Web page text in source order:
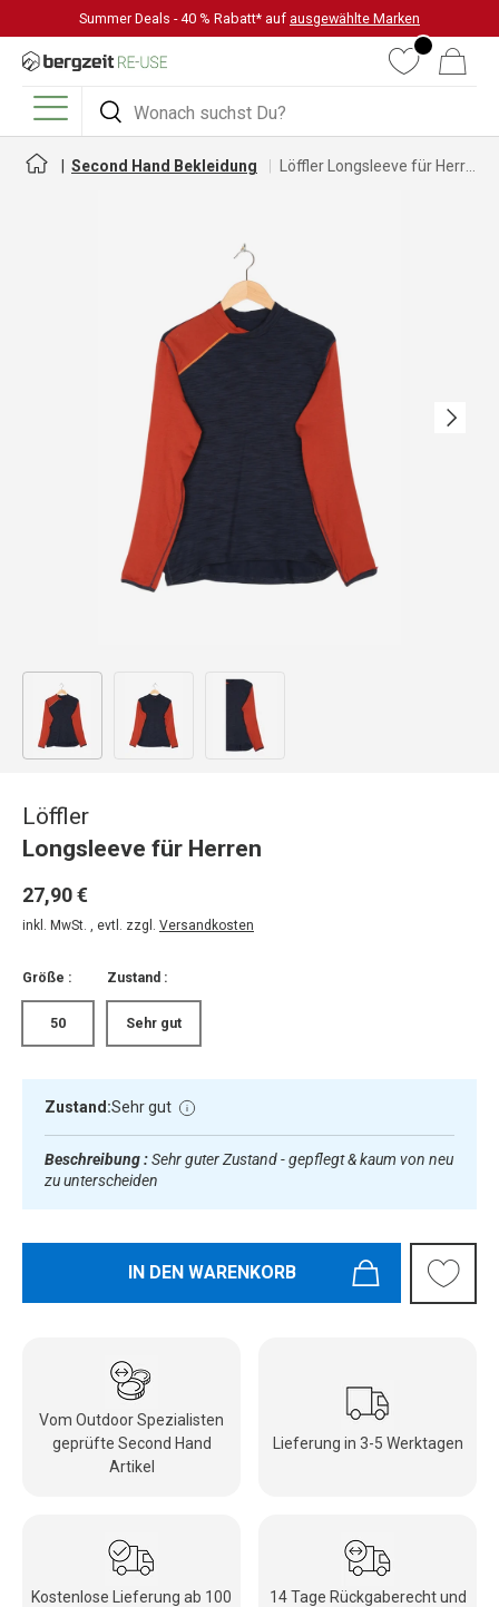
DIREKT ZUM INHALT
Summer Deals - 40 % Rabatt* auf ausgewählte Marken
Suchen
Suchen
WunschlisteWarenkorb
Menü
Second Hand Bekleidung
Nächste
Bild 1 in Galerieansicht laden
Löffler
Longsleeve für Herren
27,90 €
inkl. MwSt. , evtl. zzgl. Versandkosten
Größe :
50
Zustand :
Sehr gut
Zustand:Sehr gut
Beschreibung :Sehr guter Zustand - gepflegt & kaum von neu
zu unterscheiden
IN DEN WARENKORB
Vom Outdoor Spezialisten
geprüfte Second Hand
Artikel
Lieferung in 3-5 Werktagen
Kostenlose Lieferung ab 100
14 Tage Rückgaberecht und